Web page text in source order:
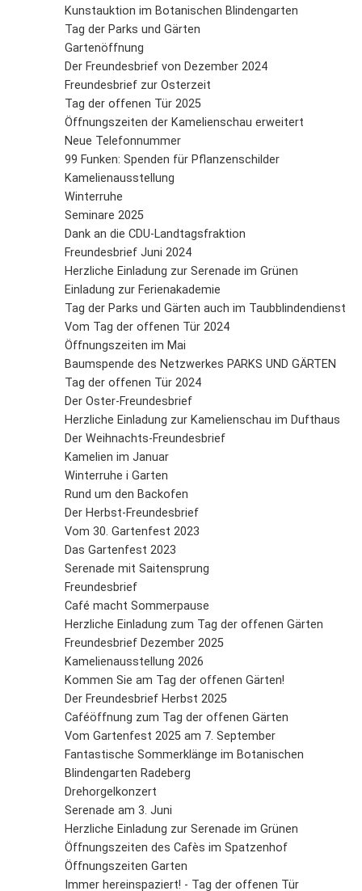
Kunstauktion im Botanischen Blindengarten
Tag der Parks und Gärten
Gartenöffnung
Der Freundesbrief von Dezember 2024
Freundesbrief zur Osterzeit
Tag der offenen Tür 2025
Öffnungszeiten der Kamelienschau erweitert
Neue Telefonnummer
99 Funken: Spenden für Pflanzenschilder
Kamelienausstellung
Winterruhe
Seminare 2025
Dank an die CDU-Landtagsfraktion
Freundesbrief Juni 2024
Herzliche Einladung zur Serenade im Grünen
Einladung zur Ferienakademie
Tag der Parks und Gärten auch im Taubblindendienst
Vom Tag der offenen Tür 2024
Öffnungszeiten im Mai
Baumspende des Netzwerkes PARKS UND GÄRTEN
Tag der offenen Tür 2024
Der Oster-Freundesbrief
Herzliche Einladung zur Kamelienschau im Dufthaus
Der Weihnachts-Freundesbrief
Kamelien im Januar
Winterruhe i Garten
Rund um den Backofen
Der Herbst-Freundesbrief
Vom 30. Gartenfest 2023
Das Gartenfest 2023
Serenade mit Saitensprung
Freundesbrief
Café macht Sommerpause
Herzliche Einladung zum Tag der offenen Gärten
Freundesbrief Dezember 2025
Kamelienausstellung 2026
Kommen Sie am Tag der offenen Gärten!
Der Freundesbrief Herbst 2025
Caféöffnung zum Tag der offenen Gärten
Vom Gartenfest 2025 am 7. September
Fantastische Sommerklänge im Botanischen
Blindengarten Radeberg
Drehorgelkonzert
Serenade am 3. Juni
Herzliche Einladung zur Serenade im Grünen
Öffnungszeiten des Cafès im Spatzenhof
Öffnungszeiten Garten
Immer hereinspaziert! - Tag der offenen Tür